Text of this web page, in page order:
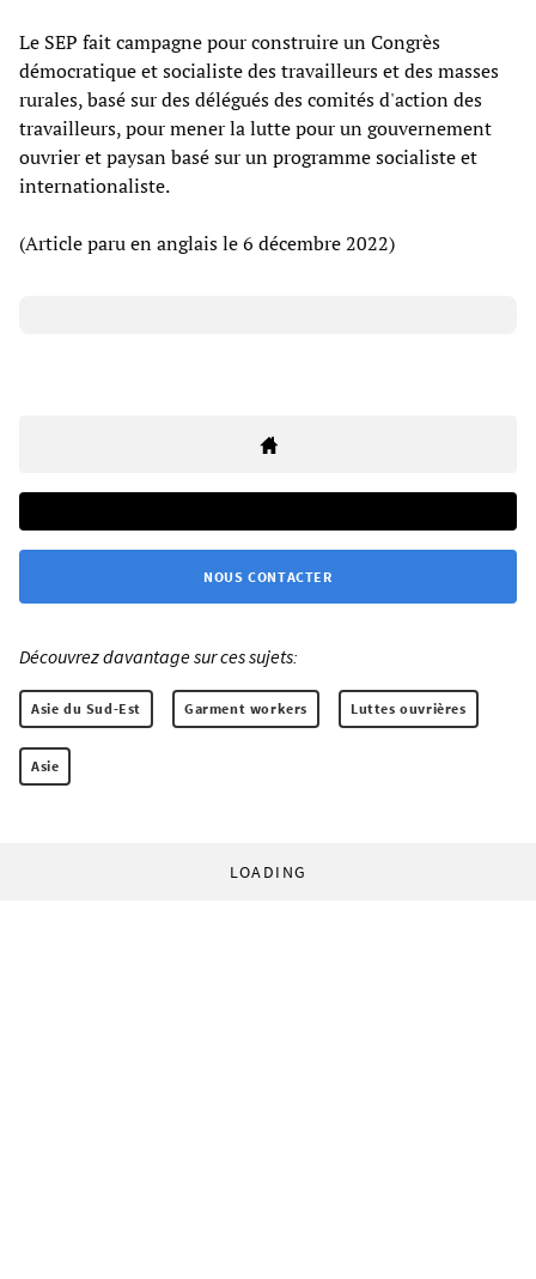
Le SEP fait campagne pour construire un Congrès
démocratique et socialiste des travailleurs et des masses
rurales, basé sur des délégués des comités d'action des
travailleurs, pour mener la lutte pour un gouvernement
ouvrier et paysan basé sur un programme socialiste et
internationaliste.
(Article paru en anglais le 6 décembre 2022)
NOUS CONTACTER
Découvrez davantage sur ces sujets:
Asie du Sud-Est Garment workers Luttes ouvrières
Asie
LOADING